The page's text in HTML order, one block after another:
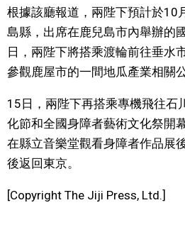
臺灣香港
更多
人物訪談
日本入門
official SNS
根據該廳報道，兩陛下預計於10
島縣，出席在鹿兒島市內舉辦的
日，兩陛下將搭乘渡輪前往垂水
參觀鹿屋市的一間地瓜產業相關
15日，兩陛下再搭乘專機飛往石
化節和全國身障者藝術文化祭開
在縣立音樂堂觀看身障者作品展
後返回東京。
[Copyright The Jiji Press, Ltd.]